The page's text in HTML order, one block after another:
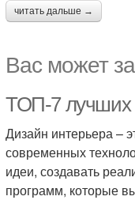
читать дальше →
Вас может
ТОП-7 лучших
Дизайн интерьера –
современных
идеи, создавать
программ, которые